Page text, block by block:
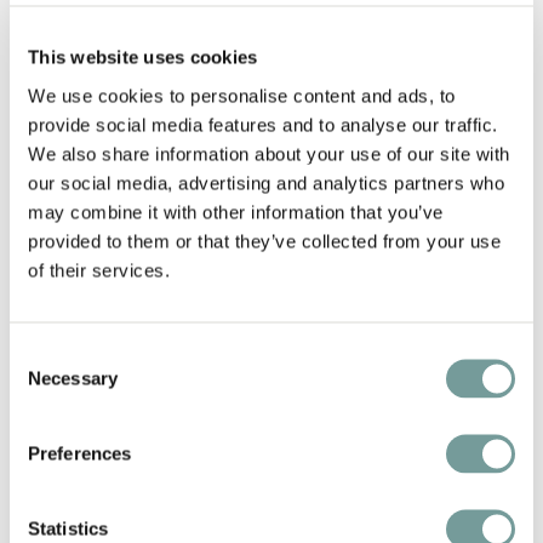
This website uses cookies
We use cookies to personalise content and ads, to
provide social media features and to analyse our traffic.
We also share information about your use of our site with
our social media, advertising and analytics partners who
may combine it with other information that you’ve
provided to them or that they’ve collected from your use
of their services.
Selection
Necessary
Preferences
Statistics
zo’n pareltje. Meisenheimer Hof is zelfs in het bezit
van z’n eigen wijngaarden waarvan de wijn
trouwens ook te koop is in hun eigen wijnwinkel aan
de overkant van de straat. Het hotel ligt lekker
centraal gelegen in het Nahe wijngebied en
daarom omgeven door wijngaarden van een keur
aan topwijnmakers, of Winzers zoals de Duitsers ze
je zo’n beetje iedere wijngaard die de moeite meer
Ben je op zoek naar nog meer inspiratie en wil je je